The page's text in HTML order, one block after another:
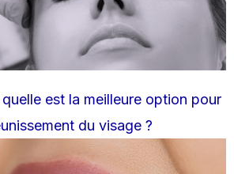
est la meilleure option pour
du visage ?